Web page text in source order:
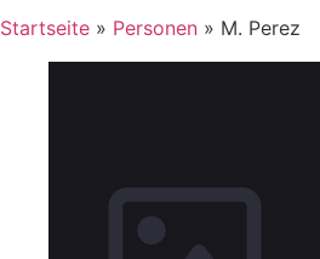
Startseite » Personen » M. Perez